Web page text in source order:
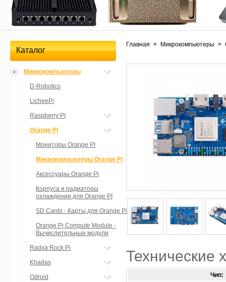
Каталог
Микрокомпьютеры
D-Robotics
LicheePi
Raspberry PI
Orange PI
Мониторы Orange PI
Микрокомпьютеры Orange Pi
Аксессуары Orange Pi
Корпуса и радиаторы
охлаждения для Orange PI
SD Cards - Карты для Orange Pi
Orange Pi Compute Module -
Вычислительные модули
Radxa Rock Pi
Khadas
Odroid
Главная » Микрокомпьютеры »
Технические
Чип: